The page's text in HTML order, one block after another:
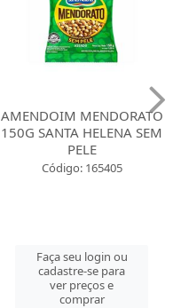
AMENDOIM MENDORATO
150G SANTA HELENA SEM
PELE
Código: 165405
Faça seu login ou
cadastre-se para
ver preços e
comprar